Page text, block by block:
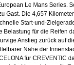
Le Mans Series.
Gast. Die 4,657
Start-und-
Belastung für die Reifen
Anstieg zurück auf
Nähe der
für CREVENTIC